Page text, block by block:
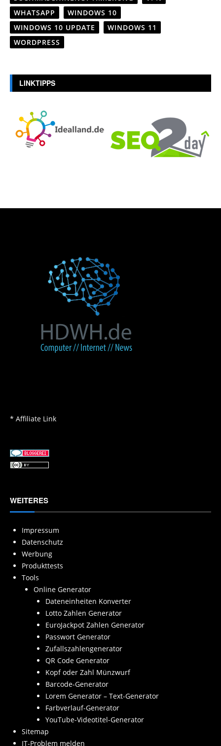
WHATSAPP
WINDOWS 10
WINDOWS 10 UPDATE
WINDOWS 11
WORDPRESS
LINKTIPPS
* Affiliate Link
WEITERES
Impressum
Datenschutz
Werbung
Produkttests
Tools
Online Generator
Dateneinheiten Konverter
Lotto Zahlen Generator
EuroJackpot Zahlen Generator
Passwort Generator
Zufallszahlengenerator
QR Code Generator
Kopf oder Zahl Münzwurf
Barcode-Generator
Lorem Generator – Text-Generator
Farbverlauf-Generator
YouTube-Videotitel-Generator
Sitemap
IT-Problem melden